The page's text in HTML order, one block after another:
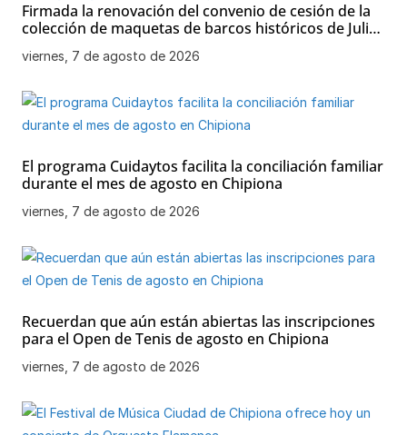
Firmada la renovación del convenio de cesión de la
colección de maquetas de barcos históricos de Julio
Bornay al Ayuntamiento de Chipiona
viernes, 7 de agosto de 2026
El programa Cuidaytos facilita la conciliación familiar
durante el mes de agosto en Chipiona
viernes, 7 de agosto de 2026
Recuerdan que aún están abiertas las inscripciones
para el Open de Tenis de agosto en Chipiona
viernes, 7 de agosto de 2026